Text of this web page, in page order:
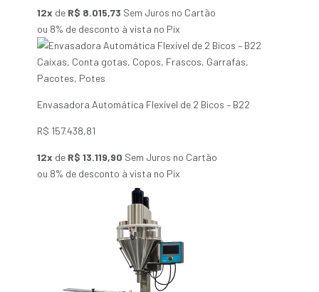
12x de R$ 8.015,73 Sem Juros no Cartão
ou 8% de desconto à vista no Pix
Caixas, Conta gotas, Copos, Frascos, Garrafas,
Pacotes, Potes
Envasadora Automática Flexível de 2 Bicos – B22
R$ 157.438,81
12x de R$ 13.119,90 Sem Juros no Cartão
ou 8% de desconto à vista no Pix